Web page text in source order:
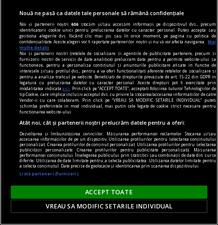
dalí
Declarația de independență a imaginației și
drepturile omului la propria sa nebunie
În coșmarul unei Venus americane, din beznă
apare (ticsit de umbrele uscate) vestitul taxi al
lui Cristofor Columb.
Nouă ne pasă ca datele tale personale să rămână confidențiale
Noi și partenerii noștri606 stocăm și/sau accesăm informații pe dispozitivul dvs., precum
identificatorii cookie unici pentru prelucrarea datelor cu caracter personal. Puteți accepta sau
gestiona alegerile dvs. făcând clic mai jos sau în orice moment, pe pagina cu politica de
confidențialitate. Aceste alegeri vor fi raportate partenerilor noștri și nu vă vor afecta navigarea.
Mai
multe detalii
Noi si partenerii nostri (retelele de socializare si agentiile de publicitate partenere, precum si
furnizorii nostri de servicii de date analitice) prelucram date pentru a permite website-ului sa
functioneze, pentru a personaliza continutul si anunturile publicitare afisate in functie de
interesele si/sau profilul dvs., pentru a va oferi functionalitati aferente retelelor de socializare si
pentru a analiza traficul pe website. Beneficiati de drepturile prevazute de art. 15-22 din GDPR in
legatura cu prelucrarea datelor cu caracter personal. Aceste drepturi pot fi exercitate prin
modalitatea indicataaici
. Prin click pe “ACCEPT TOATE”, acceptati folosirea tuturor Tehnologiilor de
tip Cookie, care implica inclusiv acceptul dvs. cu privire la stocarea/accesarea informatiilor de catre
Vendor-ii cu care colaboram. Prin click pe “VREAU SA MODIFIC SETARILE INDIVIDUAL” puteti
schimba preferintele in mod individual, mai putin cele legate de cookie strict necesare pentru
functionarea website-ului.
Atât noi, cât și partenerii noștri prelucrăm datele pentru a oferi:
Dezvoltarea și îmbunătățirea serviciilor. Măsurarea performanței reclamelor. Stocarea și/sau
accesarea informațiilor de pe un dispozitiv. Utilizarea profilurilor pentru selectarea conținutului
personalizat. Crearea profilurilor de conținut personalizat. Utilizarea profilurilor pentru selectarea
publicității personalizate. Crearea profilurilor pentru publicitate personalizată. Măsurarea
performanței conținutului. Înțelegerea publicului prin statistici sau combinații de date din surse
diferite. Utilizarea de date limitate pentru a selecta publicitatea. Utilizarea datelor limitate pentru
a selecta conținutul. Date precise de geolocație și identificarea prin scanarea dispozitivului.
Listă parteneri (furnizori)
ACCEPT TOATE
VREAU SA MODIFIC SETARILE INDIVIDUAL